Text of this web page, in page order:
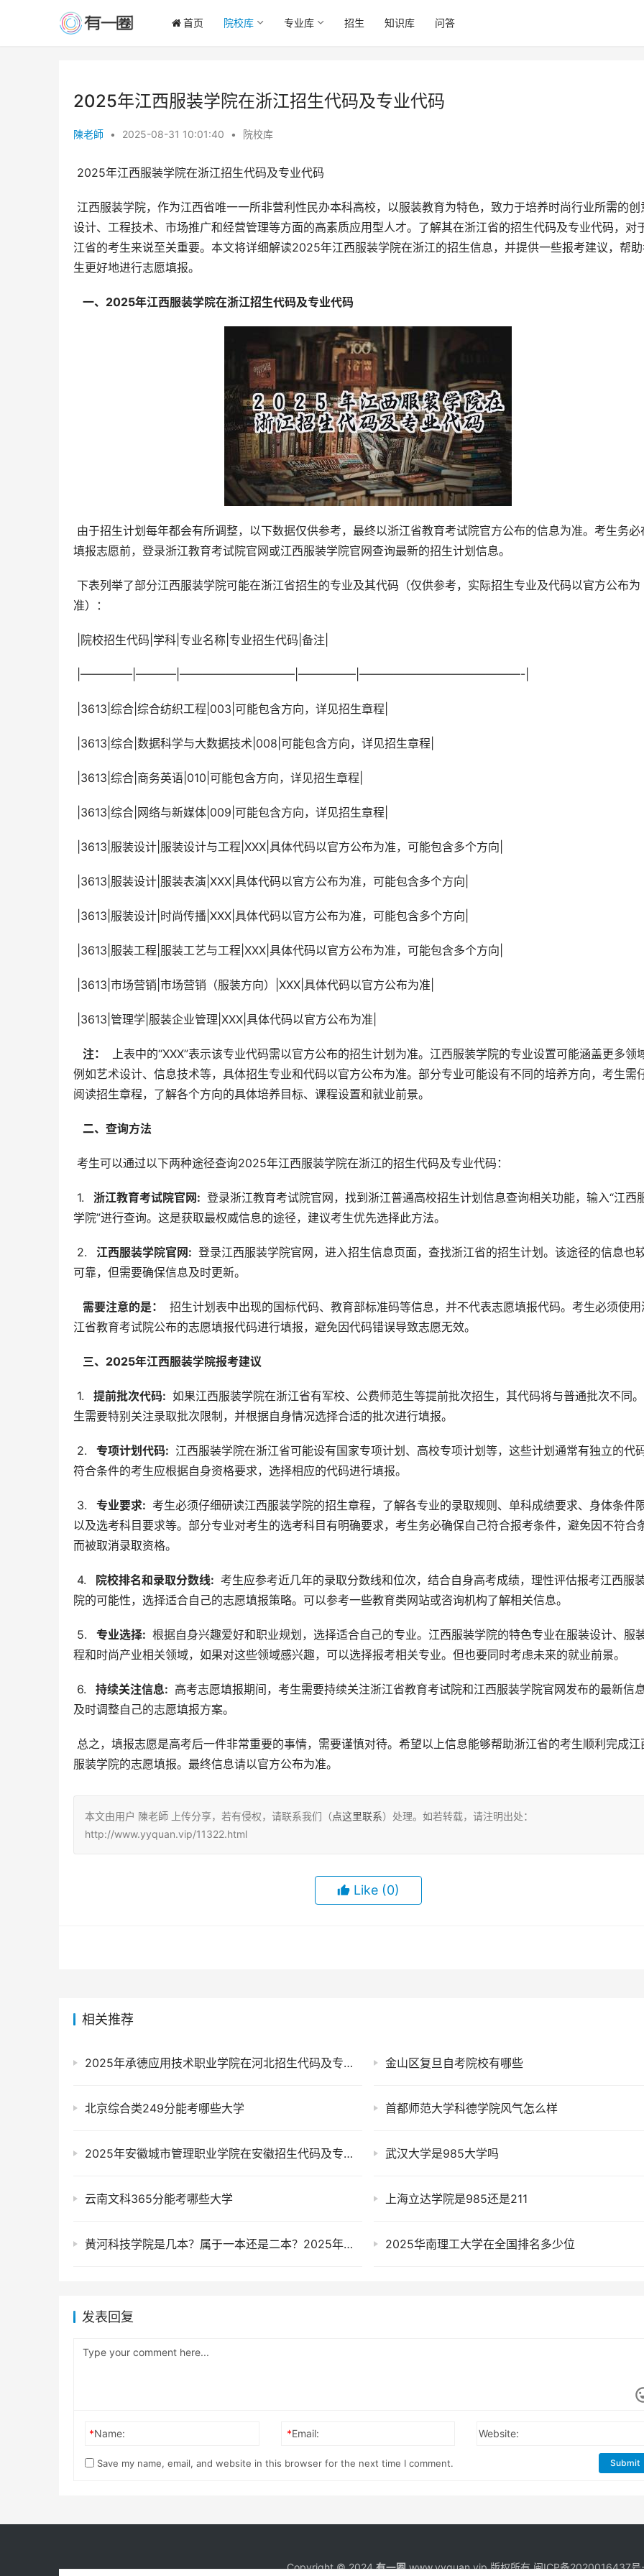
首页 院校库 专业库 招生 知识库 问答
2025年江西服装学院在浙江招生代码及专业代码
陳老師 • 2025-08-31 10:01:40 • 院校库
2025年江西服装学院在浙江招生代码及专业代码
设计、工程技术、市场推广和经营管理等方面的高素质应用型人才。了解其在浙江省的招生代码及专业代码，对
江省的考生来说至关重要。本文将详细解读2025年江西服装学院在浙江的招生信息，并提供一些报考建议，帮
生更好地进行志愿填报。
  一、2025年江西服装学院在浙江招生代码及专业代码
填报志愿前，登录浙江教育考试院官网或江西服装学院官网查询最新的招生计划信息。
准）：
|院校招生代码|学科|专业名称|专业招生代码|备注|
|————–|———–|——————————|—————|——————————————-|
|3613|综合|综合纺织工程|003|可能包含方向，详见招生章程|
|3613|综合|数据科学与大数据技术|008|可能包含方向，详见招生章程|
|3613|综合|商务英语|010|可能包含方向，详见招生章程|
|3613|综合|网络与新媒体|009|可能包含方向，详见招生章程|
|3613|服装设计|服装设计与工程|XXX|具体代码以官方公布为准，可能包含多个方向|
|3613|服装设计|服装表演|XXX|具体代码以官方公布为准，可能包含多个方向|
|3613|服装设计|时尚传播|XXX|具体代码以官方公布为准，可能包含多个方向|
|3613|服装工程|服装工艺与工程|XXX|具体代码以官方公布为准，可能包含多个方向|
|3613|市场营销|市场营销（服装方向）|XXX|具体代码以官方公布为准|
|3613|管理学|服装企业管理|XXX|具体代码以官方公布为准|
  注：
上表中的“XXX”表示该专业代码需以官方公布的招生计划为准。江西服装学院的专业设置可能涵盖更多领域
例如艺术设计、信息技术等，具体招生专业和代码以官方公布为准。部分专业可能设有不同的培养方向，考生需
阅读招生章程，了解各个方向的具体培养目标、课程设置和就业前景。
  二、查询方法
考生可以通过以下两种途径查询2025年江西服装学院在浙江的招生代码及专业代码：
1.
  浙江教育考试院官网:
登录浙江教育考试院官网，找到浙江普通高校招生计划信息查询相关功能，输入“江西
学院”进行查询。这是获取最权威信息的途径，建议考生优先选择此方法。
2.
  江西服装学院官网:
登录江西服装学院官网，进入招生信息页面，查找浙江省的招生计划。该途径的信息也
可靠，但需要确保信息及时更新。
  需要注意的是：
招生计划表中出现的国标代码、教育部标准码等信息，并不代表志愿填报代码。考生必须使用
江省教育考试院公布的志愿填报代码进行填报，避免因代码错误导致志愿无效。
  三、2025年江西服装学院报考建议
1.
  提前批次代码:
如果江西服装学院在浙江省有军校、公费师范生等提前批次招生，其代码将与普通批次不同
生需要特别关注录取批次限制，并根据自身情况选择合适的批次进行填报。
2.
  专项计划代码:
江西服装学院在浙江省可能设有国家专项计划、高校专项计划等，这些计划通常有独立的代码
符合条件的考生应根据自身资格要求，选择相应的代码进行填报。
3.
  专业要求:
考生必须仔细研读江西服装学院的招生章程，了解各专业的录取规则、单科成绩要求、身体条件
以及选考科目要求等。部分专业对考生的选考科目有明确要求，考生务必确保自己符合报考条件，避免因不符合
而被取消录取资格。
4.
  院校排名和录取分数线:
考生应参考近几年的录取分数线和位次，结合自身高考成绩，理性评估报考江西服
院的可能性，选择适合自己的志愿填报策略。可以参考一些教育类网站或咨询机构了解相关信息。
5.
  专业选择:
根据自身兴趣爱好和职业规划，选择适合自己的专业。江西服装学院的特色专业在服装设计、服
程和时尚产业相关领域，如果对这些领域感兴趣，可以选择报考相关专业。但也要同时考虑未来的就业前景。
6.
  持续关注信息:
高考志愿填报期间，考生需要持续关注浙江省教育考试院和江西服装学院官网发布的最新信息
及时调整自己的志愿填报方案。
服装学院的志愿填报。最终信息请以官方公布为准。
本文由用户 陳老師 上传分享，若有侵权，请联系我们（点这里联系）处理。如若转载，请注明出处：
http://www.yyquan.vip/11322.html
Like (0)
相关推荐
2025年承德应用技术职业学院在河北招生代码及专业代码 金山区复旦自考院校有哪些
北京综合类249分能考哪些大学 首都师范大学科德学院风气怎么样
2025年安徽城市管理职业学院在安徽招生代码及专业代码 武汉大学是985大学吗
云南文科365分能考哪些大学 上海立达学院是985还是211
黄河科技学院是几本？属于一本还是二本？2025年分数线预测及报考建议 2025华南理工大学在全国排名多少位
发表回复
*Name: *Email: Website:
Save my name, email, and website in this browser for the next time I comment. Submit
Copyright © 2024有一圈www.yyquan.vip 版权所有闽ICP备2020016437号